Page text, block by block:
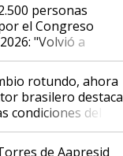
personas
el Congreso
"Volvió a
que hablar del
de todo el
rotundo, ahora
brasilero destaca
condiciones del
para invertir:
motivados"
de Aapresid